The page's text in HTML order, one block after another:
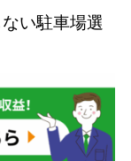
い駐車場選